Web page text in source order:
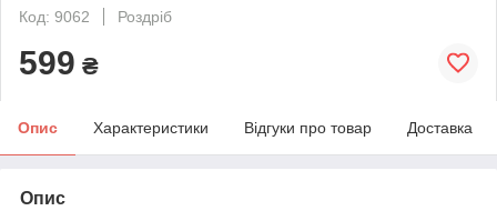
Код: 9062
Роздріб
599 ₴
Опис Характеристики Відгуки про товар Доставка
Опис